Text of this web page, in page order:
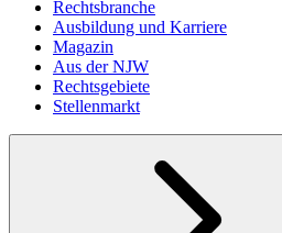
Rechtsbranche
Ausbildung und Karriere
Magazin
Aus der NJW
Rechtsgebiete
Stellenmarkt